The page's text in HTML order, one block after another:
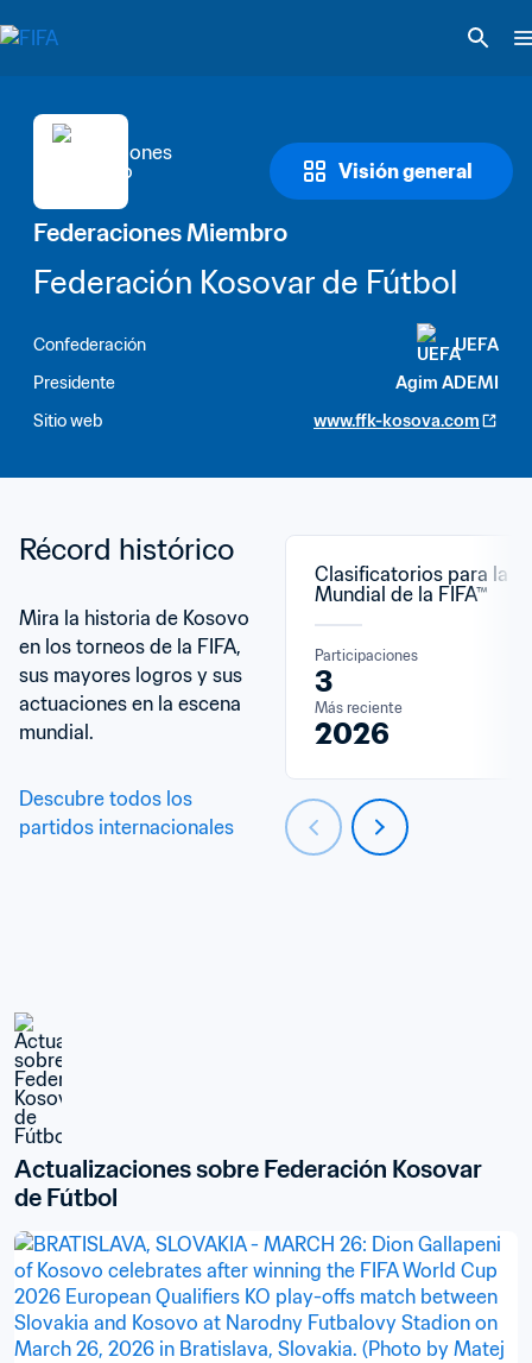
Visión general
Federaciones Miembro
Federación Kosovar de Fútbol
Confederación
UEFA
Presidente
Agim ADEMI
Sitio web
www.ffk-kosova.com
Récord histórico
Mira la historia de Kosovo
en los torneos de la FIFA,
sus mayores logros y sus
actuaciones en la escena
mundial.
Descubre todos los
partidos internacionales
Clasificatorios para la
Mundial de la FIFA™
Participaciones
3
Más reciente
2026
Actualizaciones sobre Federación Kosovar
de Fútbol